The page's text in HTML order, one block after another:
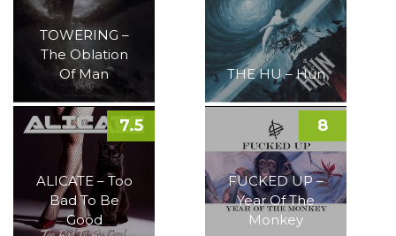
TOWERING –
The Oblation
Of Man
THE HU – Hun
ALICATE – Too
Bad To Be
Good
7.5
FUCKED UP –
Year Of The
Monkey
8